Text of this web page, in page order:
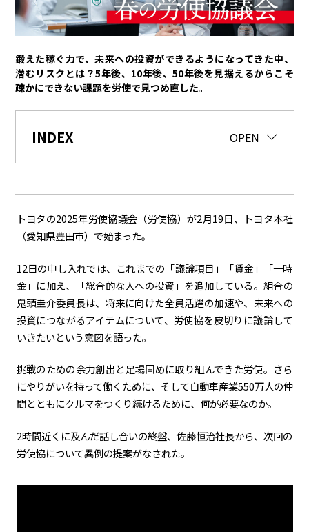
経営
スポーツ
クルマ
テクノロジー
カーボンニュートラル 水素エンジン BEV 燃料電池車（FCEV）
水素 Woven City
コーポレート
モノづくり 日本自動車工業会（自工会）
鍛えた稼ぐ力で、未来への投資ができるようになってきた中、
潜むリスクとは？5年後、10年後、50年後を見据えるからこそ
疎かにできない課題を労使で見つめ直した。
INDEX OPEN
CLOSE
トヨタの2025年労使協議会（労使協）が2月19日、トヨタ本社
（愛知県豊田市）で始まった。
12日の申し入れでは、これまでの「議論項目」「賃金」「一時
金」に加え、「総合的な人への投資」を追加している。組合の
鬼頭圭介委員長は、将来に向けた全員活躍の加速や、未来への
投資につながるアイテムについて、労使協を皮切りに議論して
いきたいという意図を語った。
挑戦のための余力創出と足場固めに取り組んできた労使。さら
にやりがいを持って働くために、そして自動車産業550万人の仲
間とともにクルマをつくり続けるために、何が必要なのか。
2時間近くに及んだ話し合いの終盤、佐藤恒治社長から、次回の
労使協について異例の提案がなされた。